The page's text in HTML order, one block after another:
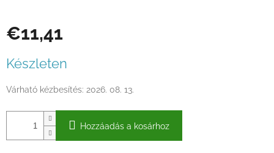
€11,41
Készleten
Várható kézbesítés: 2026. 08. 13.
Hozzáadás a kosárhoz